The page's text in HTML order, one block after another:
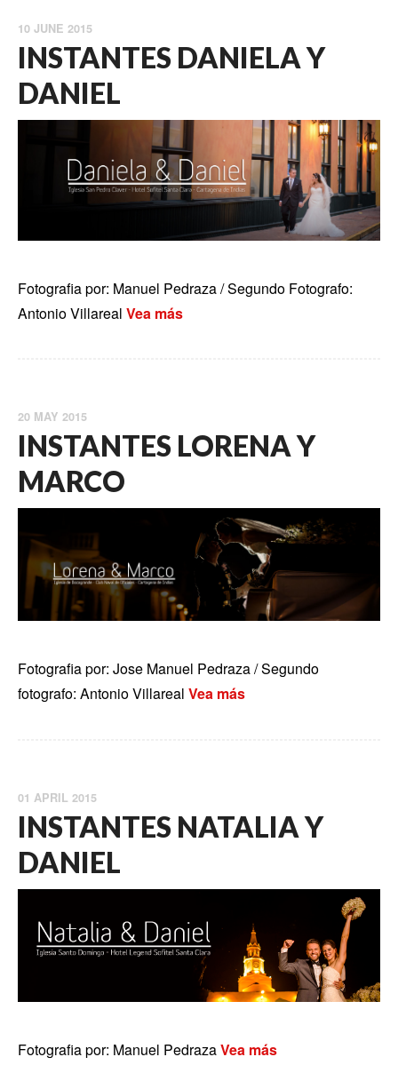
10 JUNE 2015
INSTANTES DANIELA Y
DANIEL
Fotografia por: Manuel Pedraza / Segundo Fotografo:
Antonio Villareal Vea más
20 MAY 2015
INSTANTES LORENA Y
MARCO
Fotografia por: Jose Manuel Pedraza / Segundo
fotografo: Antonio Villareal Vea más
01 APRIL 2015
INSTANTES NATALIA Y
DANIEL
Fotografia por: Manuel PedrazaVea más